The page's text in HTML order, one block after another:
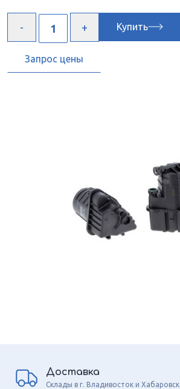
Купить
Запрос цены
Доставка
Склады в г. Владивосток и Хабаровск